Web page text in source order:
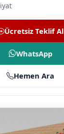
Ücretsiz Teklif Al
WhatsApp
Hemen Ara